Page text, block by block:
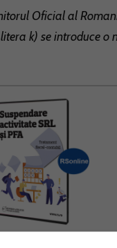
Oficial al
k) se introduce o